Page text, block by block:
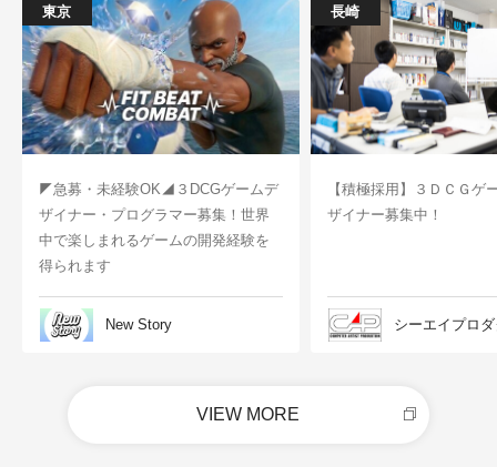
東京
◤急募・未経験OK◢３DCGゲームデ
ザイナー・プログラマー募集！世界
中で楽しまれるゲームの開発経験を
得られます
New Story
長崎
【積極採用】３ＤＣＧゲ
ザイナー募集中！
シーエイプロ
VIEW MORE